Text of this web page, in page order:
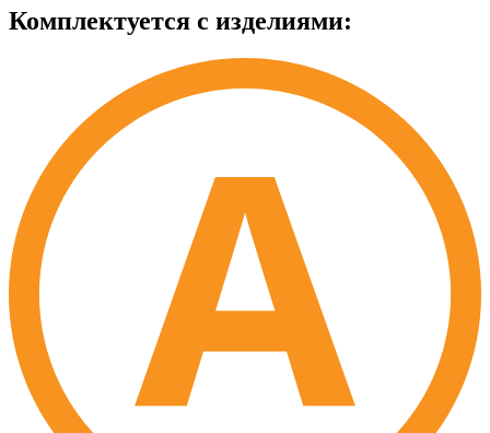
Комплектуется с изделиями: